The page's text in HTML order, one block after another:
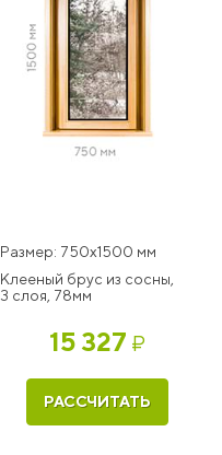
Размер: 750x1500 мм
Клееный брус из сосны,
3 слоя, 78мм
15 327 ₽
РАССЧИТАТЬ